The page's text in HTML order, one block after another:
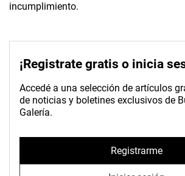
incumplimiento.
¡Registrate gratis o inicia
Accedé a una selección de artículos
de noticias y boletines exclusivos de
Galería.
Registrarme